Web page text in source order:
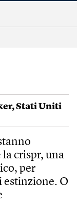
,Stati Uniti
la crispr, una
per
estinzione. O